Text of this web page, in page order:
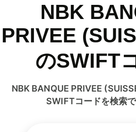
NBK
PRIVEE
のSWIFT
NBK BANQUE PRIVEE
SWIFTコードを検索で